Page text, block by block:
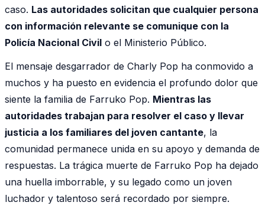
caso. Las autoridades solicitan que cualquier persona
con información relevante se comunique con la
Policía Nacional Civil o el Ministerio Público.
El mensaje desgarrador de Charly Pop ha conmovido a
muchos y ha puesto en evidencia el profundo dolor que
siente la familia de Farruko Pop. Mientras las
autoridades trabajan para resolver el caso y llevar
justicia a los familiares del joven cantante, la
comunidad permanece unida en su apoyo y demanda de
respuestas. La trágica muerte de Farruko Pop ha dejado
una huella imborrable, y su legado como un joven
luchador y talentoso será recordado por siempre.